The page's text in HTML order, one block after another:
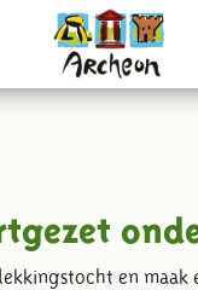
en maak